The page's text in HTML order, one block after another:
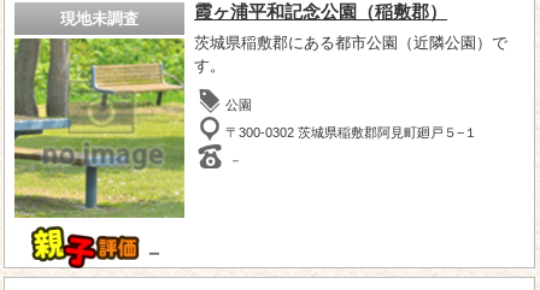
現地未調査
－
霞ヶ浦平和記念公園（稲敷郡）
茨城県稲敷郡にある都市公園（近隣公園）で
す。
公園
〒300-0302 茨城県稲敷郡阿見町廻戸５−１
－